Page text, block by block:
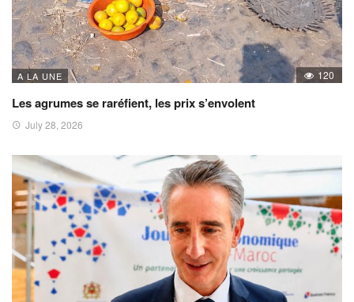
A LA UNE 120
Les agrumes se raréfient, les prix s’envolent
July 28, 2026